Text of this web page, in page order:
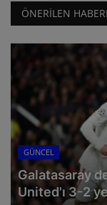
ÖNERILEN
GÜNCEL
Galatasaray
United'ı 3-2